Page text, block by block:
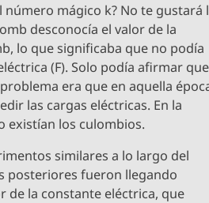
número mágico k? No te gustará
desconocía el valor de la
lo que significaba que no podía
(F). Solo podía afirmar que
era que en aquella
las cargas eléctricas. En la
existían los culombios.
similares a lo largo del
posteriores fueron llegando
de la constante eléctrica, que